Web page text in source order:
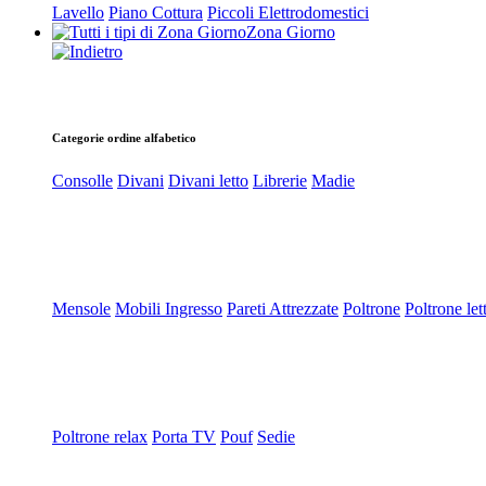
Lavello Piano Cottura Piccoli Elettrodomestici
Zona Giorno
Categorie ordine alfabetico
Consolle Divani Divani letto Librerie Madie
Mensole Mobili Ingresso Pareti Attrezzate Poltrone Poltrone
Poltrone relax Porta TV Pouf Sedie